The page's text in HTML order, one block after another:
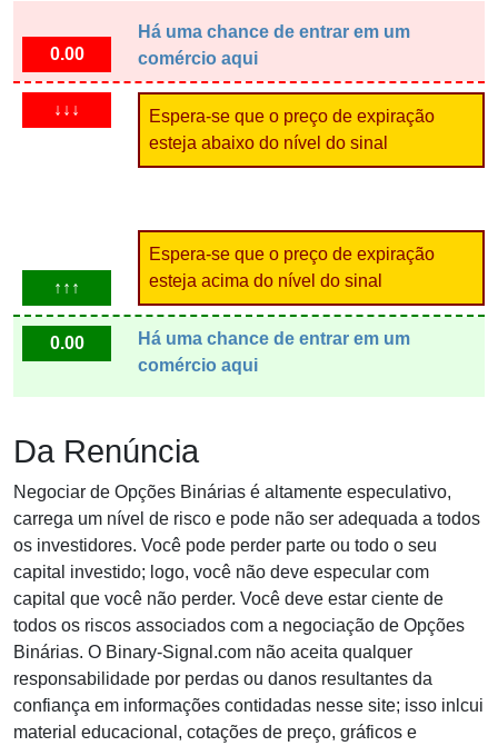
0.00
Há uma chance de entrar em um
comércio aqui
↓↓↓
Espera-se que o preço de expiração
esteja abaixo do nível do sinal
↑↑↑
Espera-se que o preço de expiração
esteja acima do nível do sinal
0.00
Há uma chance de entrar em um
comércio aqui
Da Renúncia
Negociar de Opções Binárias é altamente especulativo,
carrega um nível de risco e pode não ser adequada a todos
os investidores. Você pode perder parte ou todo o seu
capital investido; logo, você não deve especular com
capital que você não perder. Você deve estar ciente de
todos os riscos associados com a negociação de Opções
Binárias. O Binary-Signal.com não aceita qualquer
responsabilidade por perdas ou danos resultantes da
confiança em informações contidadas nesse site; isso inlcui
material educacional, cotações de preço, gráficos e